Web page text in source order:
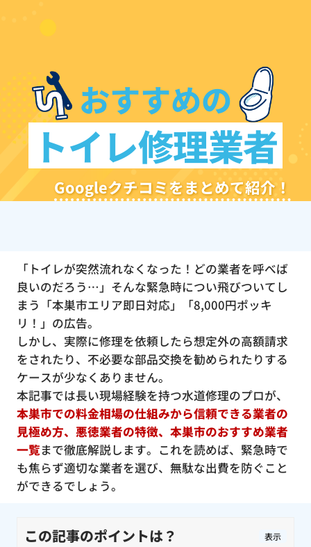
おすすめの
トイレ修理業者
Googleクチコミをまとめて紹介！
「トイレが突然流れなくなった！どの業者を呼べば
良いのだろう…」そんな緊急時につい飛びついてし
まう「本巣市エリア即日対応」「8,000円ポッキ
リ！」の広告。
しかし、実際に修理を依頼したら想定外の高額請求
をされたり、不必要な部品交換を勧められたりする
ケースが少なくありません。
本記事では長い現場経験を持つ水道修理のプロが、
本巣市での料金相場の仕組みから信頼できる業者の
見極め方、悪徳業者の特徴、本巣市のおすすめ業者
一覧まで徹底解説します。これを読めば、緊急時で
も焦らず適切な業者を選び、無駄な出費を防ぐこと
ができるでしょう。
この記事のポイントは？ 表示